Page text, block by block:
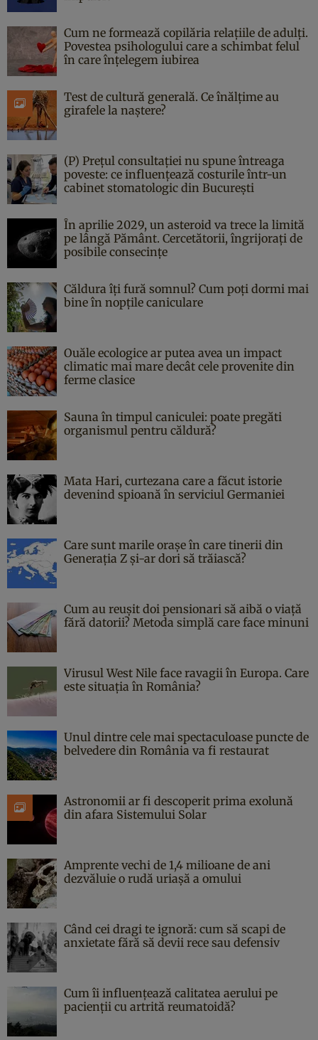
Cum ne formează copilăria relațiile de adulți.
Povestea psihologului care a schimbat felul
în care înțelegem iubirea
Test de cultură generală. Ce înălțime au
girafele la naștere?
(P) Prețul consultației nu spune întreaga
poveste: ce influențează costurile într-un
cabinet stomatologic din București
În aprilie 2029, un asteroid va trece la limită
pe lângă Pământ. Cercetătorii, îngrijorați de
posibile consecințe
Căldura îți fură somnul? Cum poți dormi mai
bine în nopțile caniculare
Ouăle ecologice ar putea avea un impact
climatic mai mare decât cele provenite din
ferme clasice
Sauna în timpul caniculei: poate pregăti
organismul pentru căldură?
Mata Hari, curtezana care a făcut istorie
devenind spioană în serviciul Germaniei
Care sunt marile orașe în care tinerii din
Generația Z și-ar dori să trăiască?
Cum au reușit doi pensionari să aibă o viață
fără datorii? Metoda simplă care face minuni
Virusul West Nile face ravagii în Europa. Care
este situația în România?
Unul dintre cele mai spectaculoase puncte de
belvedere din România va fi restaurat
Astronomii ar fi descoperit prima exolună
din afara Sistemului Solar
Amprente vechi de 1,4 milioane de ani
dezvăluie o rudă uriașă a omului
Când cei dragi te ignoră: cum să scapi de
anxietate fără să devii rece sau defensiv
Cum îi influențează calitatea aerului pe
pacienții cu artrită reumatoidă?